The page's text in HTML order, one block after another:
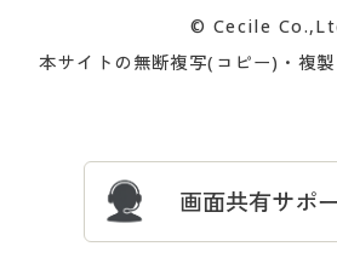
プレゼント＆キャンペーン サイ
ついて
忘れ
© Cecile
本サイトの無断複写(コピー)・複製
画面共有サポ